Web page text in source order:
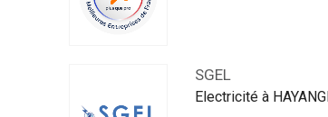
SGEL
Electricité à